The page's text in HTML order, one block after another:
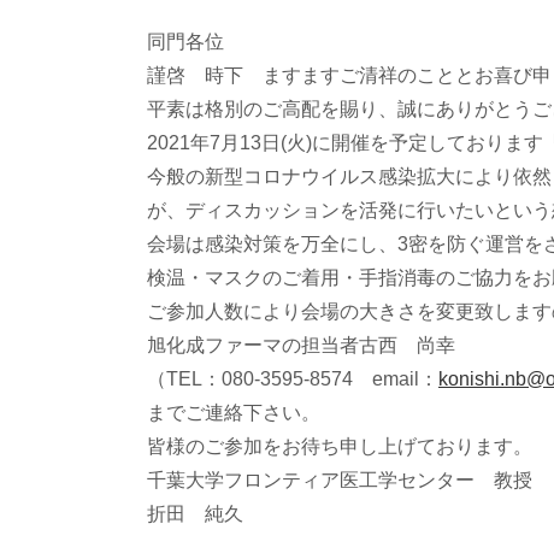
同門各位
謹啓 時下 ますますご清祥のこととお喜び申
平素は格別のご高配を賜り、誠にありがとうご
2021年7月13日(火)に開催を予定しております
今般の新型コロナウイルス感染拡大により依
が、ディスカッションを活発に行いたいとい
会場は感染対策を万全にし、3密を防ぐ運営を
検温・マスクのご着用・手指消毒のご協力をお
ご参加人数により会場の大きさを変更致しま
旭化成ファーマの担当者古西 尚幸
（TEL：080-3595-8574 email：
までご連絡下さい。
皆様のご参加をお待ち申し上げております。
千葉大学フロンティア医工学センター 教授
折田 純久